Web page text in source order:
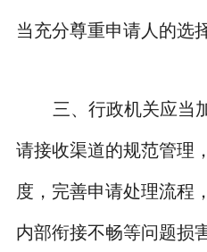
当充分尊重申请人的选择
三、行政机关应当
请接收渠道的规范管理
度，完善申请处理流程
内部衔接不畅等问题损